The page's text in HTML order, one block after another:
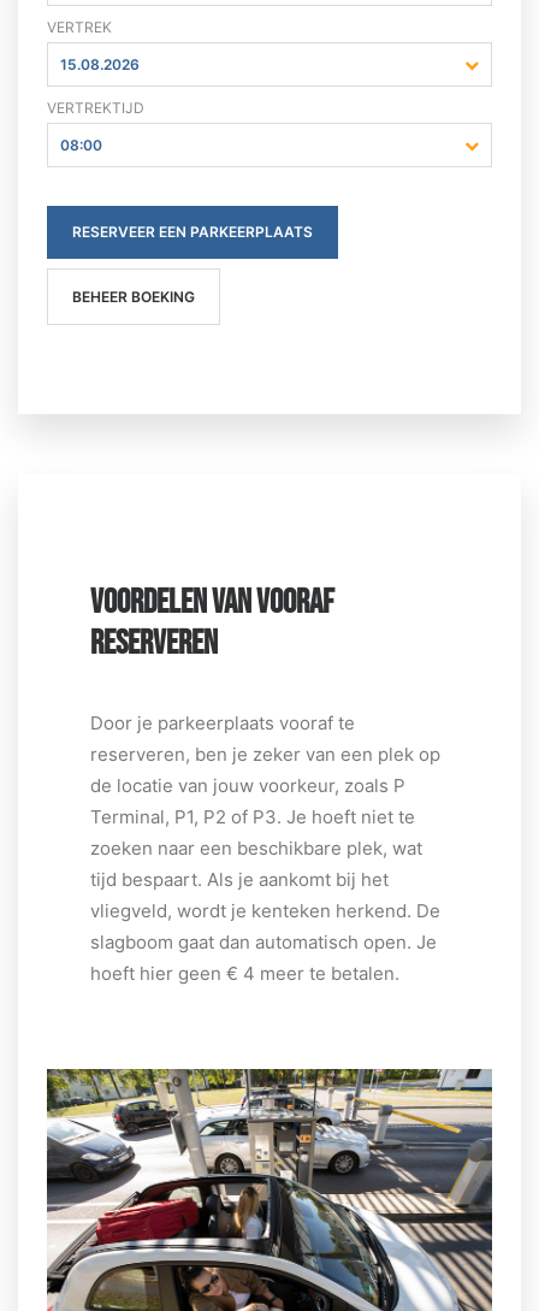
VERTREK
15.08.2026
VERTREKTIJD
08:00
RESERVEER EEN PARKEERPLAATS
BEHEER BOEKING
VOORDELEN VAN VOORAF
RESERVEREN
Door je parkeerplaats vooraf te
reserveren, ben je zeker van een plek op
de locatie van jouw voorkeur, zoals P
Terminal, P1, P2 of P3. Je hoeft niet te
zoeken naar een beschikbare plek, wat
tijd bespaart. Als je aankomt bij het
vliegveld, wordt je kenteken herkend. De
slagboom gaat dan automatisch open. Je
hoeft hier geen € 4 meer te betalen.